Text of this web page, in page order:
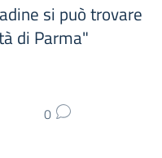
si può trovare
di Parma"
0